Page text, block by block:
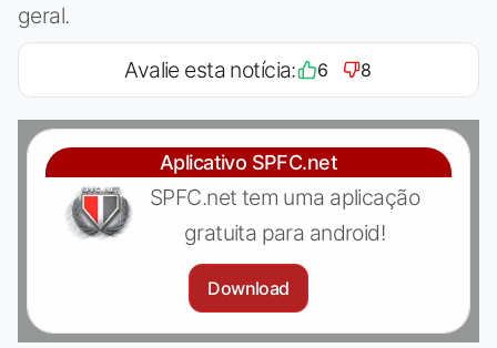
geral.
Avalie esta notícia: 6 8
Aplicativo SPFC.net
SPFC.net tem uma aplicação
gratuita para android!
Download